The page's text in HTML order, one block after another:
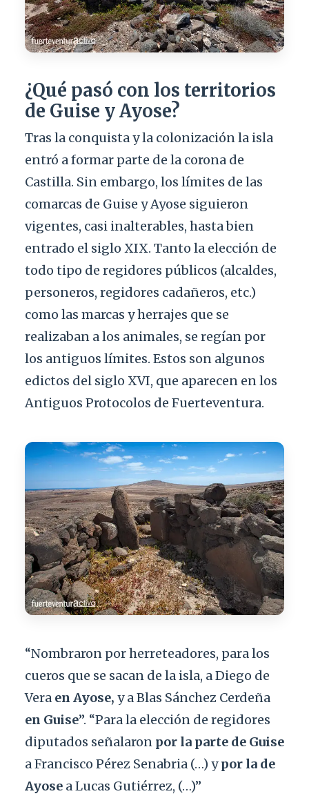
¿Qué pasó con los territorios
de Guise y Ayose?
Tras la conquista y la colonización la isla
entró a formar parte de la corona de
Castilla. Sin embargo, los límites de las
comarcas de Guise y Ayose siguieron
vigentes, casi inalterables, hasta bien
entrado el siglo XIX. Tanto la elección de
todo tipo de regidores públicos (alcaldes,
personeros, regidores cadañeros, etc.)
como las marcas y herrajes que se
realizaban a los animales, se regían por
los antiguos límites. Estos son algunos
edictos del siglo XVI, que aparecen en los
Antiguos Protocolos de Fuerteventura.
“Nombraron por herreteadores, para los
cueros que se sacan de la isla, a Diego de
Vera en Ayose, y a Blas Sánchez Cerdeña
en Guise”. “Para la elección de regidores
diputados señalaron por la parte de Guise
a Francisco Pérez Senabria (…) ypor la de
Ayose a Lucas Gutiérrez, (…)”